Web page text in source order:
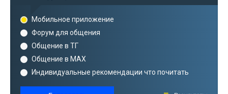
Мобильное приложение
Форум для общения
Общение в ТГ
Общение в MAX
Индивидуальные рекомендации что почитать